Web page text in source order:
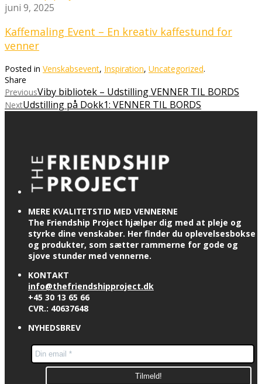
juni 9, 2025
Kaffemaling Event – En kreativ kaffestund for
venner
Posted in Venskabsevent, Inspiration, Uncategorized.
Share
PreviousViby bibliotek – Udstilling VENNER TIL BORDS
NextUdstilling på Dokk1: VENNER TIL BORDS
MERE KVALITETSTID MED VENNERNE
The Friendship Project hjælper dig med at pleje og
styrke dine venskaber. Her finder du oplevelsesbokse
og produkter, som sætter rammerne for gode og
sjove stunder med vennerne.
KONTAKT
info@thefriendshipproject.dk
+45 30 13 65 66
CVR.: 40637648
NYHEDSBREV